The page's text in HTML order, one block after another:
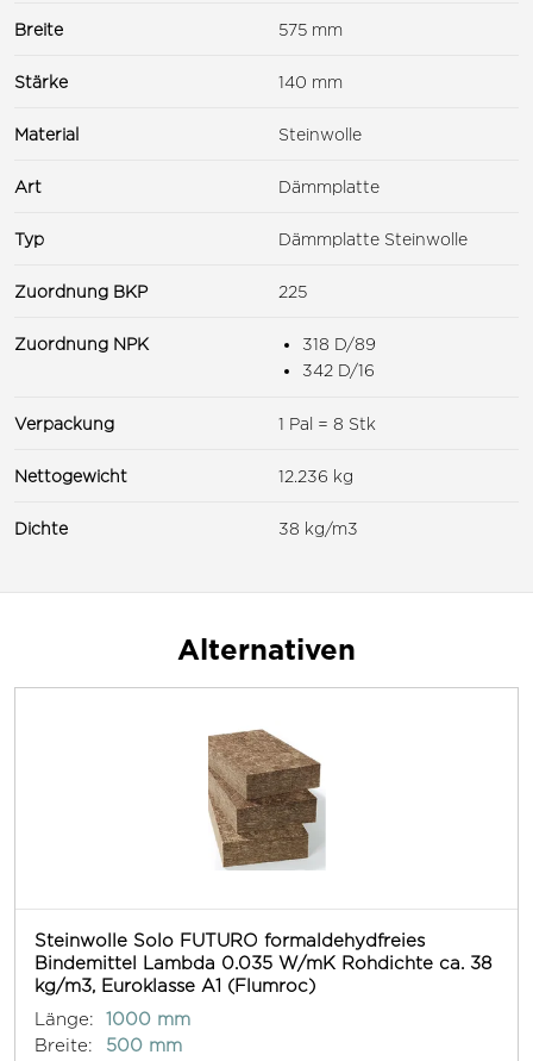
Breite 575 mm
Stärke 140 mm
Material Steinwolle
Art Dämmplatte
Typ Dämmplatte Steinwolle
Zuordnung BKP 225
Zuordnung NPK
318 D/89
342 D/16
Verpackung 1 Pal = 8 Stk
Nettogewicht 12.236 kg
Dichte 38 kg/m3
Alternativen
Steinwolle Solo FUTURO formaldehydfreies
Bindemittel Lambda 0.035 W/mK Rohdichte ca. 38
kg/m3, Euroklasse A1 (Flumroc)
Länge:
1000 mm
Breite:
500 mm